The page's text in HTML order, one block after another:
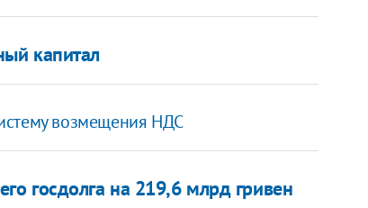
капитал
возмещения НДС
госдолга на 219,6 млрд гривен